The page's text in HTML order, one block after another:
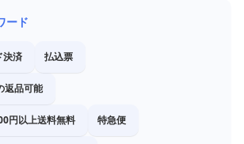
ード
決済 払込票
返品可能
円以上送料無料 特急便